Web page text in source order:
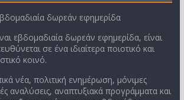
δωρεάν εφημερίδα
εβδομαδιαία δωρεάν εφημερίδα, είναι
σε ένα ιδιαίτερα ποιοτικό και
κοινό.
νέα, πολιτική ενημέρωση, μόνιμες
αναλύσεις, αναπτυξιακά προγράμματα και